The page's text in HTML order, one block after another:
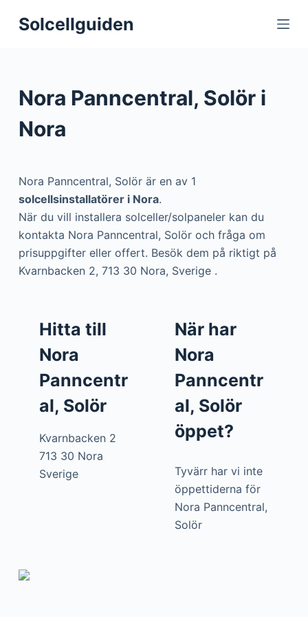
S
o
c
e
n
Solcellguiden
Nora Panncentral, Solör i
Nora
Nora Panncentral, Solör är en av 1
solcellsinstallatörer i Nora.
När du vill installera solceller/solpaneler kan du
kontakta Nora Panncentral, Solör och fråga om
prisuppgifter eller offert. Besök dem på riktigt på
Kvarnbacken 2, 713 30 Nora, Sverige .
Hitta till
Nora
Panncentr
al, Solör
Kvarnbacken 2
713 30 Nora
Sverige
När har
Nora
Panncentr
al, Solör
öppet?
Tyvärr har vi inte
öppettiderna för
Nora Panncentral,
Solör